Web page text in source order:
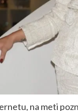
na meti